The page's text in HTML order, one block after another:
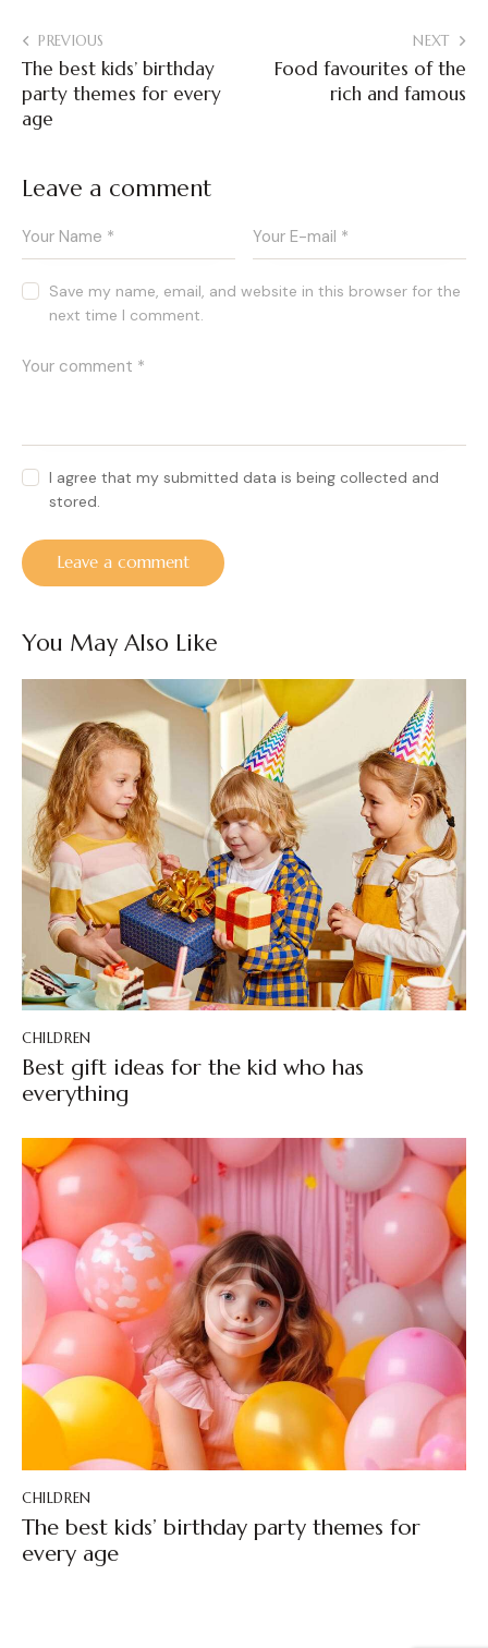
PREVIOUS
The best kids’ birthday
party themes for every
age
NEXT
Food favourites of the
rich and famous
Leave a comment
Save my name, email, and website in this browser for the
next time I comment.
I agree that my submitted data is being collected and
stored.
You May Also Like
CHILDREN
Best gift ideas for the kid who has
everything
CHILDREN
The best kids’ birthday party themes for
every age